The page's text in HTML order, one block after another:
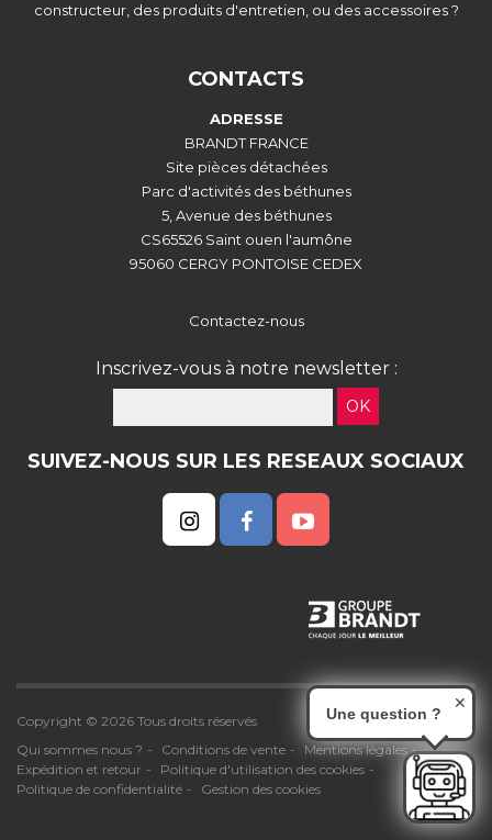
constructeur, des produits d'entretien, ou des accessoires ?
CONTACTS
ADRESSE
BRANDT FRANCE
Site pièces détachées
Parc d'activités des béthunes
5, Avenue des béthunes
CS65526 Saint ouen l'aumône
95060 CERGY PONTOISE CEDEX
Contactez-nous
Inscrivez-vous à notre newsletter :
OK
SUIVEZ-NOUS SUR LES RESEAUX SOCIAUX
Copyright © 2026 Tous droits réservés
Qui sommes nous ?
Conditions de vente
Mentions légales
Expédition et retour
Politique d'utilisation des cookies
Politique de confidentialité
Gestion des cookies
Une question ?
✕